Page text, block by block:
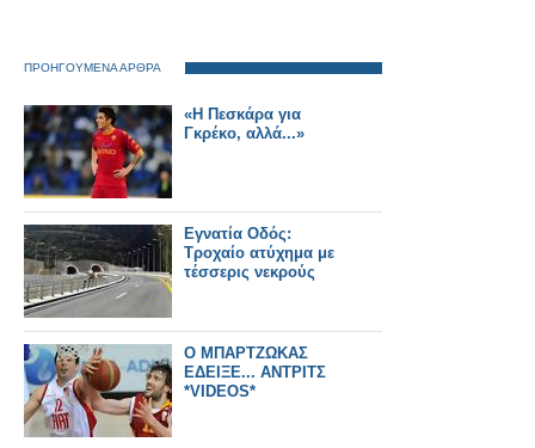
ΠΡΟΗΓΟΥΜΕΝΑ ΑΡΘΡΑ
«Η Πεσκάρα για
Γκρέκο, αλλά...»
Εγνατία Οδός:
Τροχαίο ατύχημα με
τέσσερις νεκρούς
Ο ΜΠΑΡΤΖΩΚΑΣ
ΕΔΕΙΞΕ... ΑΝΤΡΙΤΣ
*VIDEOS*